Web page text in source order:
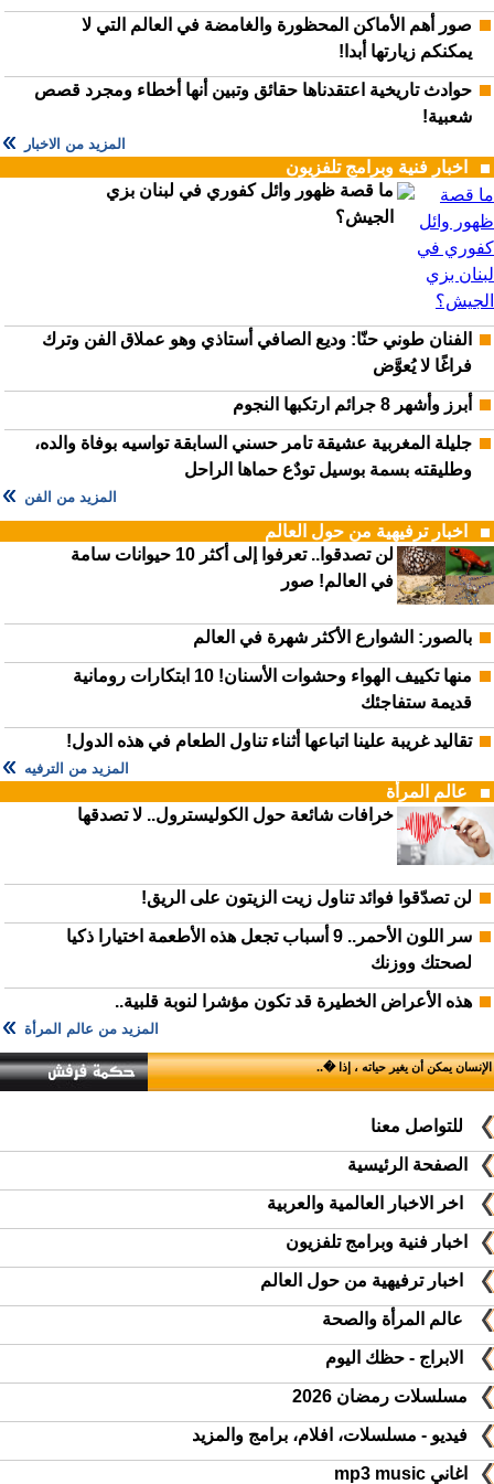
صور أهم الأماكن المحظورة والغامضة في العالم التي لا
يمكنكم زيارتها أبدا!
حوادث تاريخية اعتقدناها حقائق وتبين أنها أخطاء ومجرد قصص
شعبية!
المزيد من الاخبار
اخبار فنية وبرامج تلفزيون
ما قصة ظهور وائل كفوري في لبنان بزي
الجيش؟
الفنان طوني حنّا: وديع الصافي أستاذي وهو عملاق الفن وترك
فراغًا لا يُعوَّض
أبرز وأشهر 8 جرائم ارتكبها النجوم
جليلة المغربية عشيقة تامر حسني السابقة تواسيه بوفاة والده،
وطليقته بسمة بوسيل تودٌع حماها الراحل
المزيد من الفن
اخبار ترفيهية من حول العالم
لن تصدقوا.. تعرفوا إلى أكثر 10 حيوانات سامة
في العالم! صور
بالصور: الشوارع الأكثر شهرة في العالم
منها تكييف الهواء وحشوات الأسنان! 10 ابتكارات رومانية
قديمة ستفاجئك
تقاليد غريبة علينا اتباعها أثناء تناول الطعام في هذه الدول!
المزيد من الترفيه
عالم المرأة
خرافات شائعة حول الكوليسترول.. لا تصدقها
لن تصدّقوا فوائد تناول زيت الزيتون على الريق!
سر اللون الأحمر.. 9 أسباب تجعل هذه الأطعمة اختيارا ذكيا
لصحتك ووزنك
هذه الأعراض الخطيرة قد تكون مؤشرا لنوبة قلبية..
المزيد من عالم المرأة
الإنسان يمكن أن يغير حياته ، إذا �..
للتواصل معنا
الصفحة الرئيسية
اخر الاخبار العالمية والعربية
اخبار فنية وبرامج تلفزيون
اخبار ترفيهية من حول العالم
عالم المرأة والصحة
الابراج - حظك اليوم
مسلسلات رمضان 2026
فيديو - مسلسلات، افلام، برامج والمزيد
اغاني mp3 music